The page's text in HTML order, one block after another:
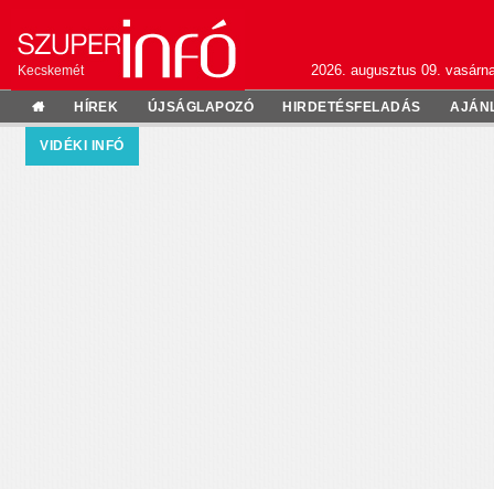
Kecskemét 2026. augusztus 09.
HÍREK ÚJSÁGLAPOZÓ HIRDETÉSFELADÁS
VIDÉKI INFÓ